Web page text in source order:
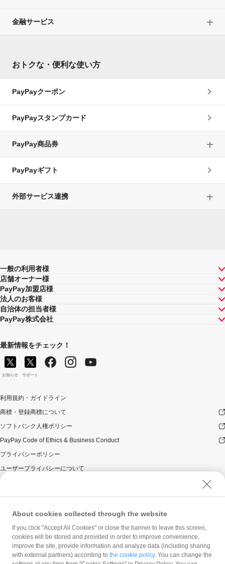
金融サービス
おトクな・便利な使い方
PayPayクーポン
PayPayスタンプカード
PayPay商品券
PayPayギフト
外部サービス連携
一般の利用者様
店舗オーナー様
PayPay加盟店様
法人のお客様
自治体の担当者様
PayPay株式会社
最新情報をチェック！
お知らせ サポート
利用規約・ガイドライン
商標・登録商標について
ソフトバンク人権ポリシー
PayPay Code of Ethics & Business Conduct
プライバシーポリシー
ユーザープライバシーについて
ウェブサイト利用規約
反社会的勢力に対する方針
勧誘方針
マネロン等基本方針
カスタマーハラスメントに関する当社の考え方
About cookies collected through the website
If you click "Accept All Cookies" or close the banner to leave this screen,
cookies will be stored and provided in order to improve convenience,
improve the site, provide information and analyze data (including sharing
with external partners) according to the cookie policy. You can change the